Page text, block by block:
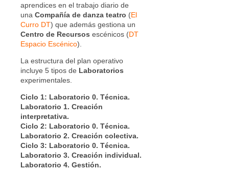
aprendices en el trabajo diario de
una Compañía de danza teatro (El
Curro DT) que además gestiona un
Centro de Recursos escénicos (DT
Espacio Escénico).
La estructura del plan operativo
incluye 5 tipos de Laboratorios
experimentales.
Ciclo 1: Laboratorio 0. Técnica.
Laboratorio 1. Creación
interpretativa.
Ciclo 2: Laboratorio 0. Técnica.
Laboratorio 2. Creación colectiva.
Ciclo 3: Laboratorio 0. Técnica.
Laboratorio 3. Creación individual.
Laboratorio 4. Gestión.